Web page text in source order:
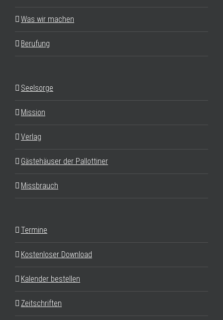
Was wir machen
Berufung
Seelsorge
Mission
Verlag
Gästehäuser der Pallottiner
Missbrauch
Termine
Kostenloser Download
Kalender bestellen
Zeitschriften